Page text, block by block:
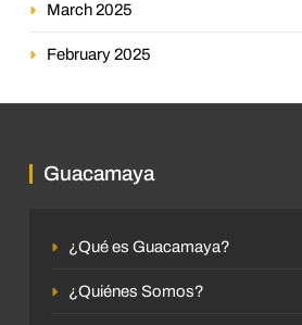
March 2025
February 2025
Guacamaya
¿Qué es Guacamaya?
¿Quiénes Somos?